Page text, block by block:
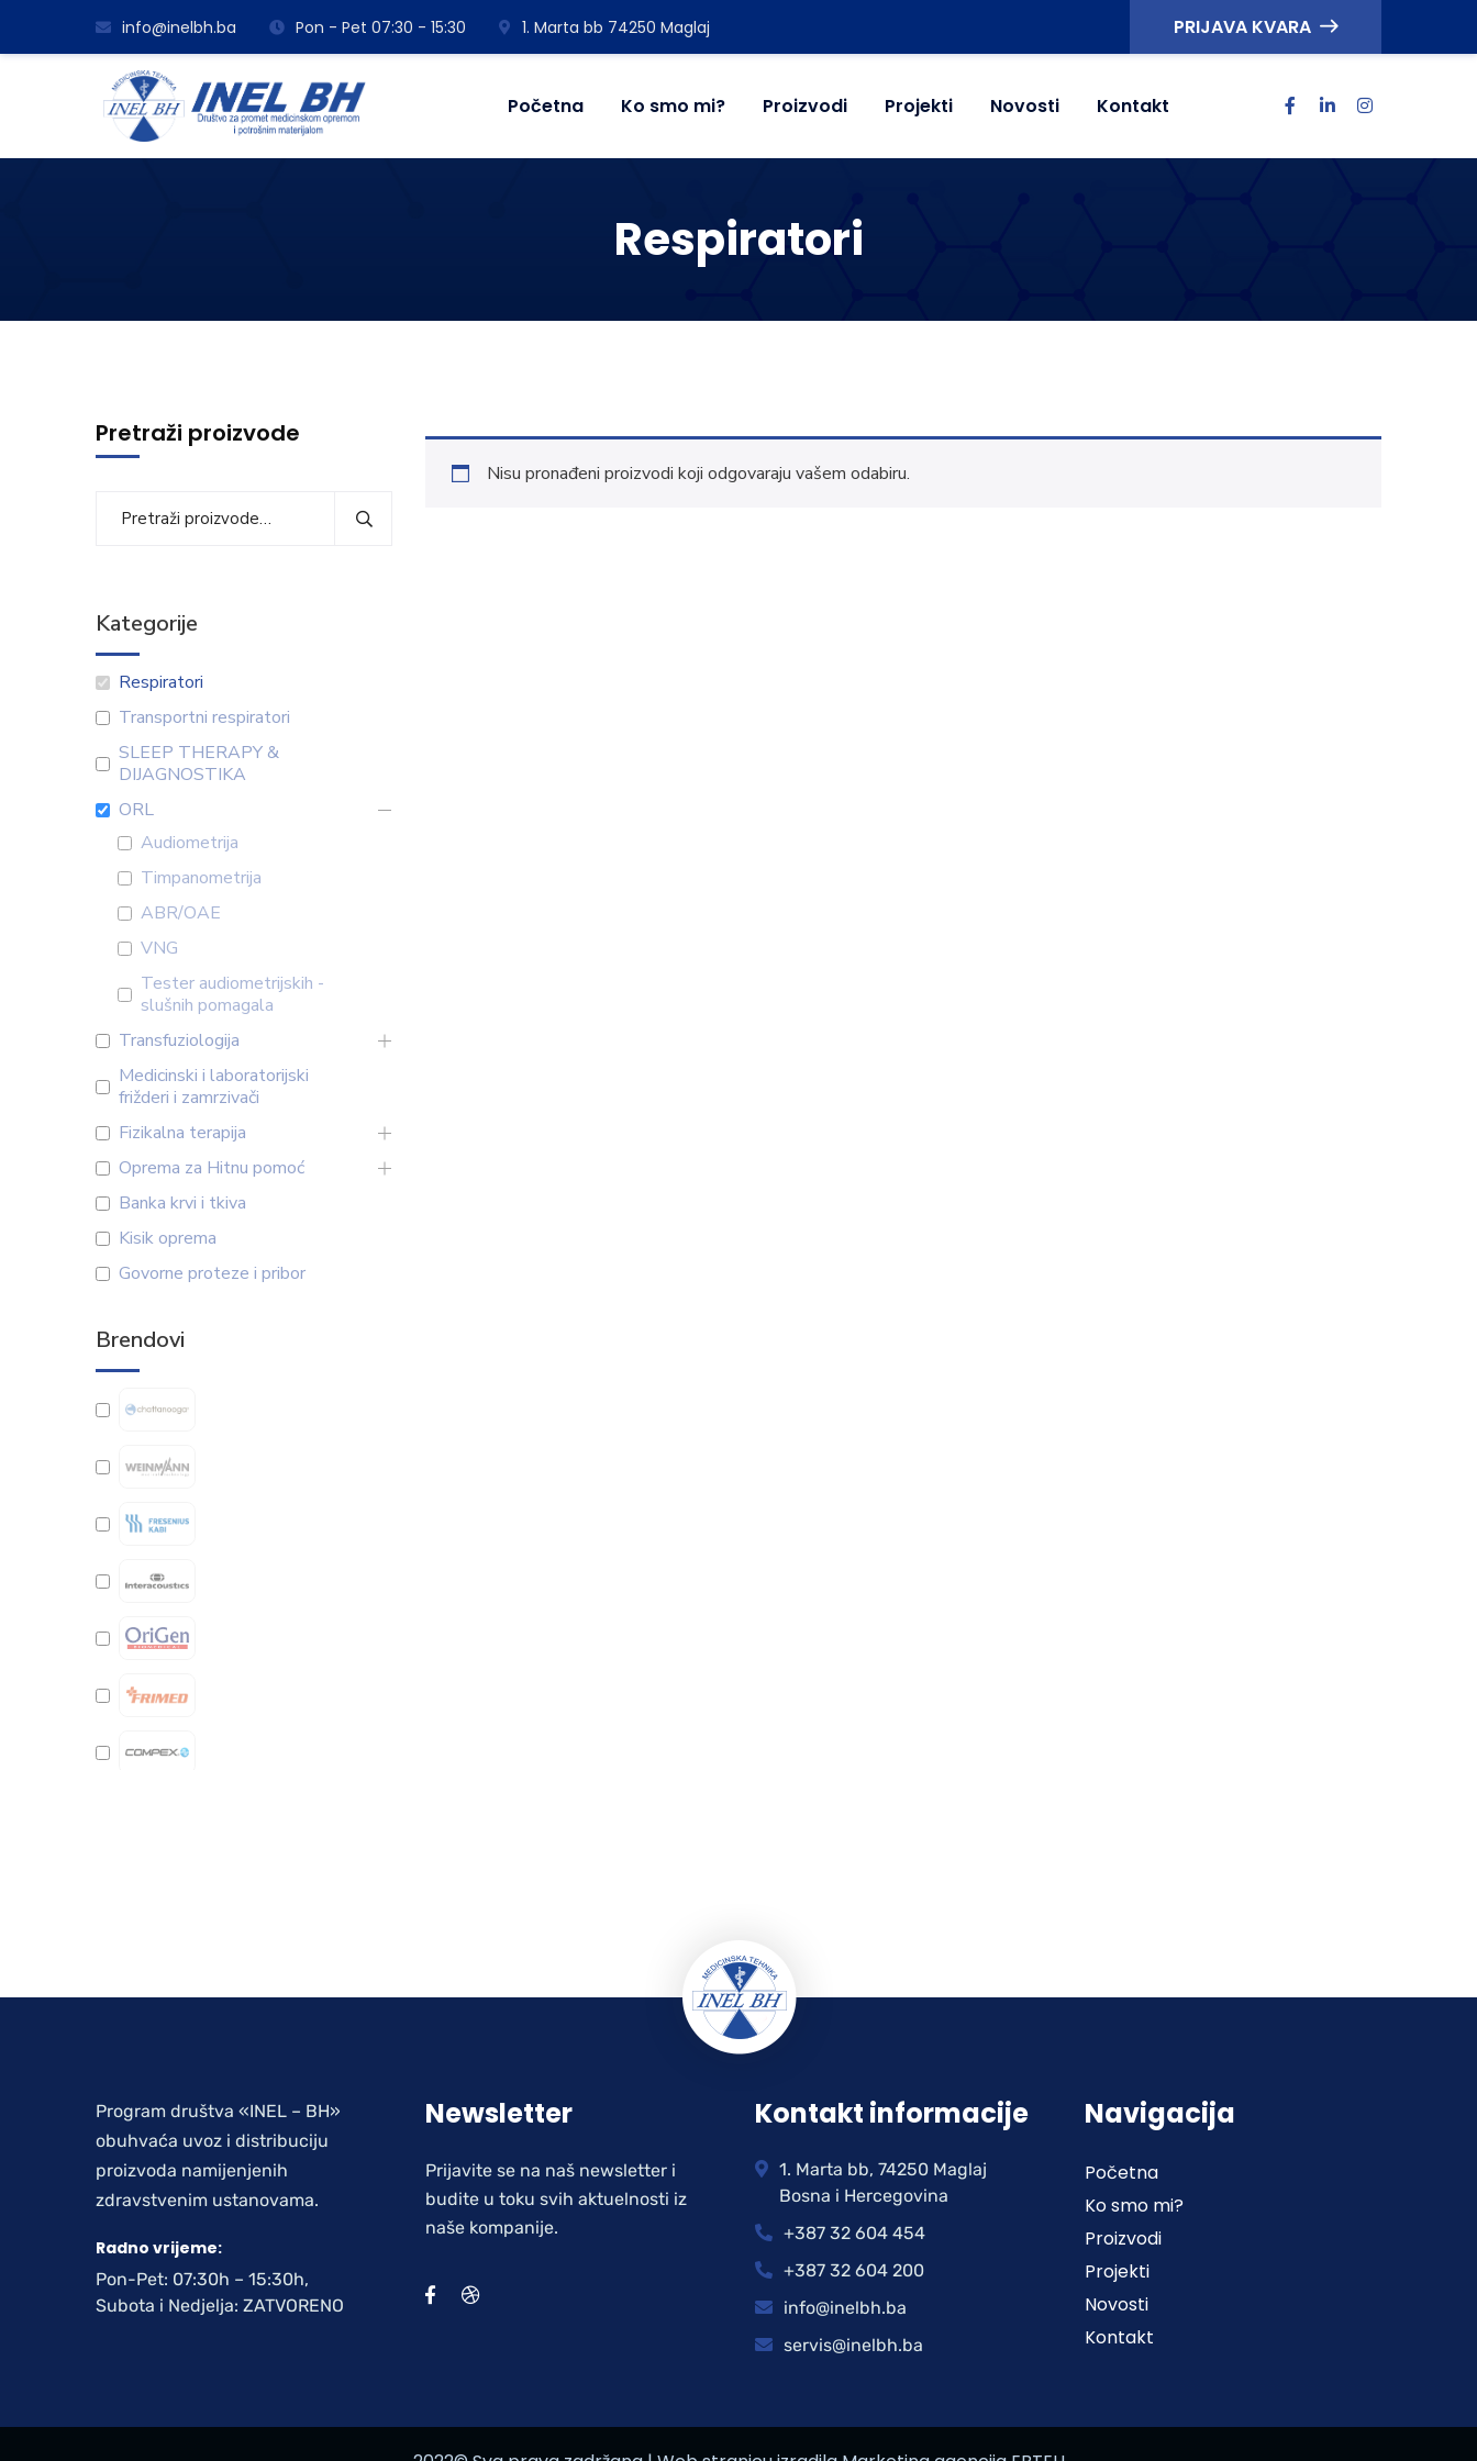
info@inelbh.ba Pon - Pet 07:30 - 15:30 1. Marta bb 74250 Maglaj PRIJAVA KVARA
Početna Ko smo mi? Proizvodi Projekti Novosti Kontakt
Respiratori
Nisu pronađeni proizvodi koji odgovaraju vašem odabiru.
Pretraži proizvode
Kategorije
Respiratori
Transportni respiratori
SLEEP THERAPY &
DIJAGNOSTIKA
ORL
Audiometrija
Timpanometrija
ABR/OAE
VNG
Tester audiometrijskih -
slušnih pomagala
Transfuziologija
Medicinski i laboratorijski
frižderi i zamrzivači
Fizikalna terapija
Oprema za Hitnu pomoć
Banka krvi i tkiva
Kisik oprema
Govorne proteze i pribor
Brendovi
Program društva «INEL – BH»
obuhvaća uvoz i distribuciju
proizvoda namijenjenih
zdravstvenim ustanovama.
Radno vrijeme:
Pon-Pet: 07:30h – 15:30h,
Subota i Nedjelja: ZATVORENO
Newsletter
Prijavite se na naš newsletter i
budite u toku svih aktuelnosti iz
naše kompanije.
Kontakt informacije
1. Marta bb, 74250 Maglaj
Bosna i Hercegovina
+387 32 604 454
+387 32 604 200
info@inelbh.ba
servis@inelbh.ba
Navigacija
Početna
Ko smo mi?
Proizvodi
Projekti
Novosti
Kontakt